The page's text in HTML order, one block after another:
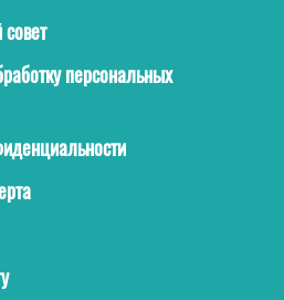
персональных